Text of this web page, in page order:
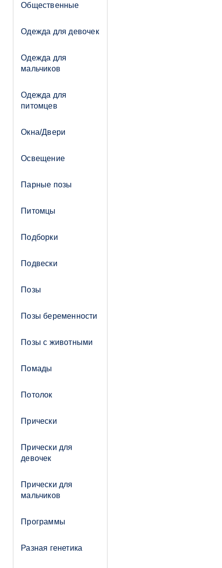
Общественные
Одежда для девочек
Одежда для
мальчиков
Одежда для
питомцев
Окна/Двери
Освещение
Парные позы
Питомцы
Подборки
Подвески
Позы
Позы беременности
Позы с животными
Помады
Потолок
Прически
Прически для
девочек
Прически для
мальчиков
Программы
Разная генетика